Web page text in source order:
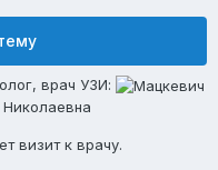
врач УЗИ:
визит к врачу.